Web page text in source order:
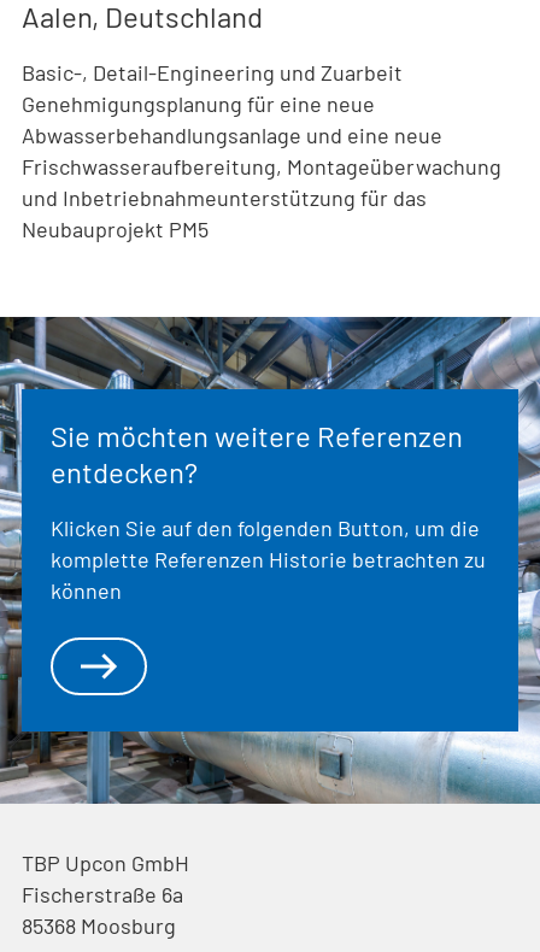
Aalen, Deutschland
Basic-, Detail-Engineering und Zuarbeit
Genehmigungsplanung für eine neue
Abwasserbehandlungsanlage und eine neue
Frischwasseraufbereitung, Montageüberwachung
und Inbetriebnahmeunterstützung für das
Neubauprojekt PM5
Sie möchten weitere Referenzen
entdecken?
Klicken Sie auf den folgenden Button, um die
komplette Referenzen Historie betrachten zu
können
TBP Upcon GmbH
Fischerstraße 6a
85368 Moosburg